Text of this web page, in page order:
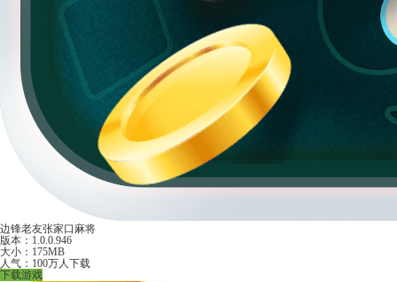
边锋老友张家口麻将
版本：1.0.0.946
大小：175MB
人气：100万人下载
下载游戏